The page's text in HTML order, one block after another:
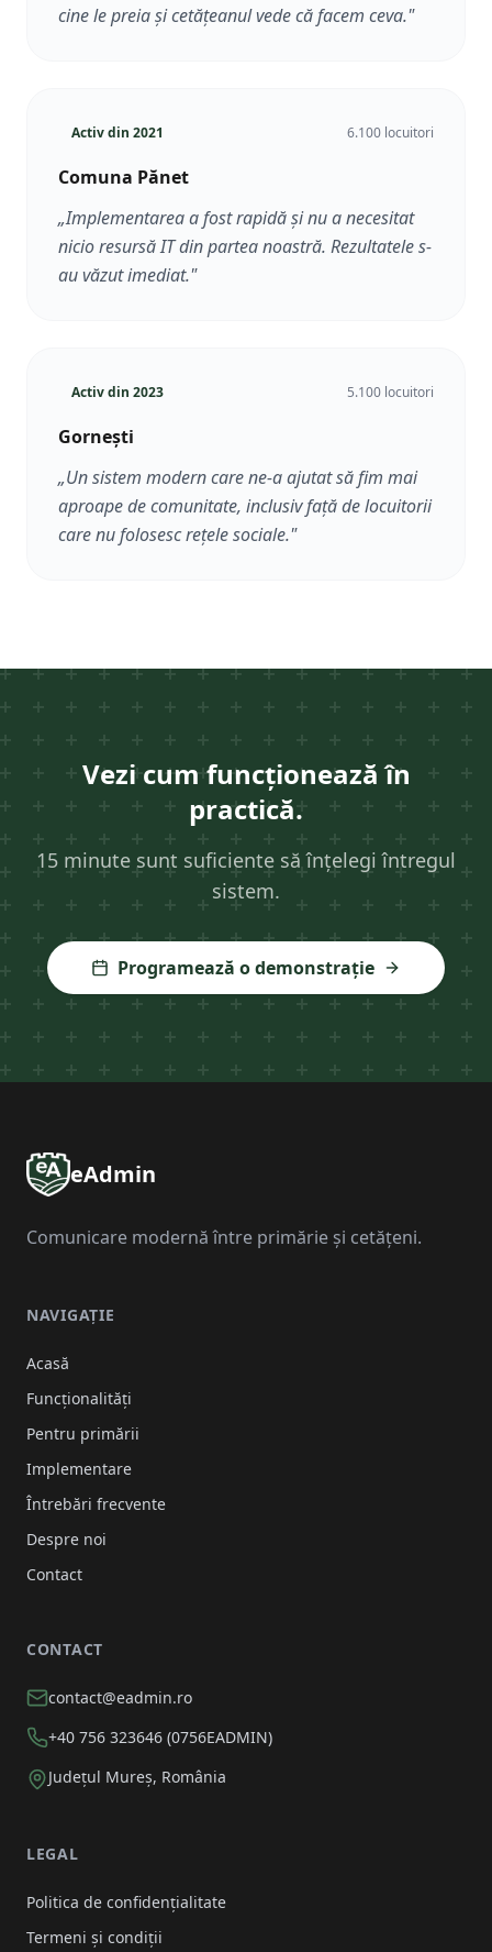
cine le preia și cetățeanul vede că facem ceva."
Activ din 2021 6.100 locuitori
Comuna Pănet
„Implementarea a fost rapidă și nu a necesitat
nicio resursă IT din partea noastră. Rezultatele s-
au văzut imediat."
Activ din 2023 5.100 locuitori
Gornești
„Un sistem modern care ne-a ajutat să fim mai
aproape de comunitate, inclusiv față de locuitorii
care nu folosesc rețele sociale."
Vezi cum funcționează în
practică.
15 minute sunt suficiente să înțelegi întregul
sistem.
Programează o demonstrație
eAdmin
Comunicare modernă între primărie și cetățeni.
NAVIGAȚIE
Acasă
Funcționalități
Pentru primării
Implementare
Întrebări frecvente
Despre noi
Contact
CONTACT
contact@eadmin.ro
+40 756 323646 (0756EADMIN)
Județul Mureș, România
LEGAL
Politica de confidențialitate
Termeni și condiții